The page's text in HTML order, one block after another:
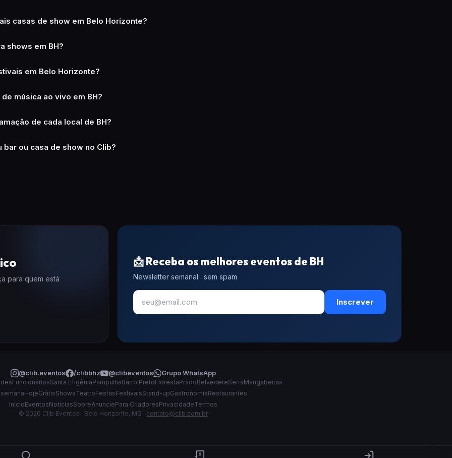
casas de show em Belo Horizonte?
shows em BH?
em Belo Horizonte?
música ao vivo em BH?
de cada local de BH?
bar ou casa de show no Clib?
para quem está
📩 Receba os melhores eventos de BH
Newsletter semanal · sem spam
Inscrever
@clib.eventos /clibbhz @clibeventos Grupo WhatsApp
FuncionáriosSanta EfigêniaPampulhaBarro PretoFlorestaPradoBelvedereSerraMangabeiras
HojeGrátisShowsTeatroFestasFestivaisStand-upGastronomiaRestaurantes
InícioEventosNotíciasSobreAnunciePara CriadoresPrivacidadeTermos
© 2026 Clib Eventos · Belo Horizonte, MG · contato@clib.com.br